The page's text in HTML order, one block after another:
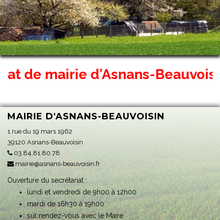
de mairie d'Asnans-
MAIRIE D'ASNANS-BEAUVOISIN
1 rue du 19 mars 1962
39120 Asnans-Beauvoisin
03.84.81.80.78
mairie@asnans-beauvoisin.fr
Ouverture du secrétariat :
lundi et vendredi de 9h00 à 12h00
mardi de 16h30 à 19h00
sur rendez-vous avec le Maire